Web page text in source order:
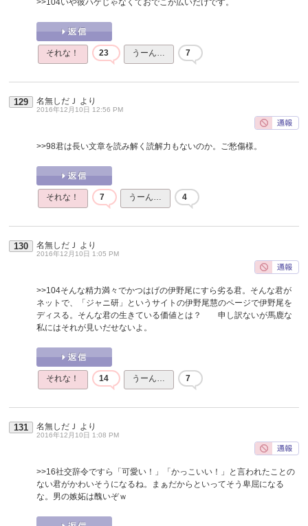
>>104いや彼ハゲじゃなくておでこが広いだけです。
それな！ 23 うーん… 7
129 名無しだＪ より
2016年12月10日 12:56 PM
>>98君は長い文章を読み解く読解力もないのか。ご愁傷様。
それな！ 7 うーん… 4
130 名無しだＪ より
2016年12月10日 1:05 PM
>>104そんな精力満々でかつはげの伊野尾にすら劣る君。そんな君が
ネットで、「ジャニ研」というサイトの伊野尾慧のページで伊野尾を
ディスる。そんな君の生きている価値とは？ 申し訳ないが馬鹿な
私にはそれが見いだせないよ。
それな！ 14 うーん… 7
131 名無しだＪ より
2016年12月10日 1:08 PM
>>16社交辞令ですら「可愛い！」「かっこいい！」と言われたことの
ない君がかわいそうになるね。まぁだからといってそう卑屈になる
な。男の嫉妬は醜いぞｗ